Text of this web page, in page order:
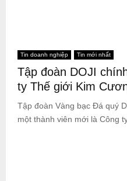
Tin doanh nghiệp Tin mới nhất
Tập đoàn DOJI
ty Thế giới Kim
Tập đoàn Vàng bạc Đá quý
một thành viên mới là Công